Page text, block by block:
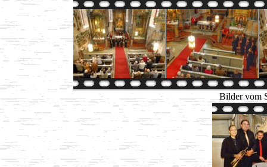
Bilder vom